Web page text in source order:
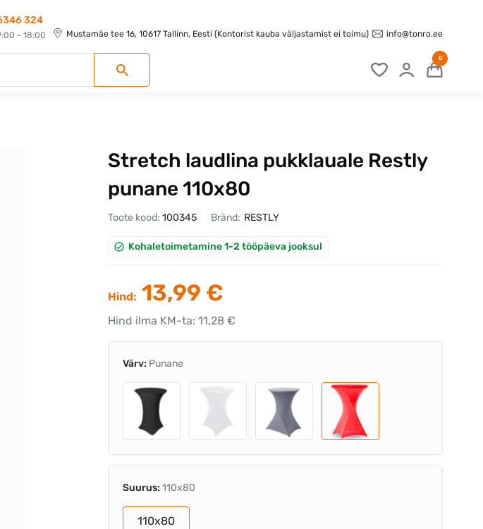
324
- 18:00 Mustamäe tee 16, 10617 Tallinn, Eesti (Kontorist kauba väljastamist ei toimu) info@tonro.ee
0
Stretch laudlina pukklauale Restly
punane 110x80
Toote kood: 100345 Bränd: RESTLY
Kohaletoimetamine 1-2 tööpäeva jooksul
Hind: 13,99 €
Hind ilma KM-ta: 11,28 €
Värv: Punane
Suurus: 110x80
110x80